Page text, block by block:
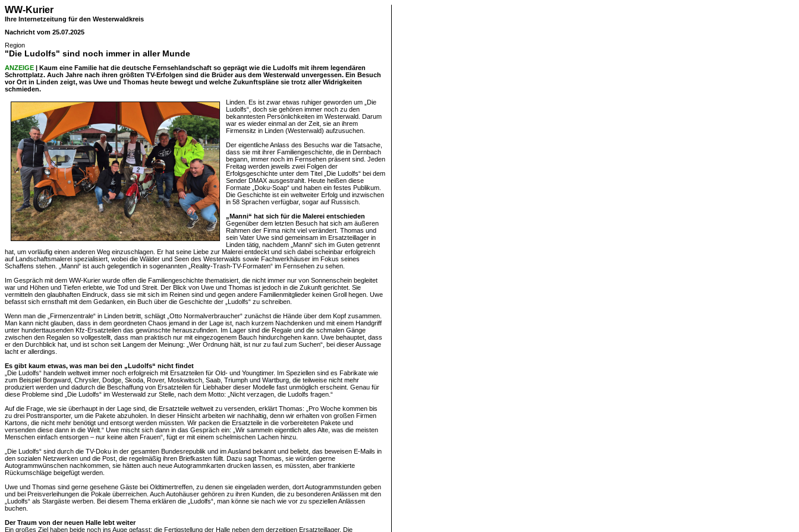
WW-Kurier
Ihre Internetzeitung für den Westerwaldkreis
Nachricht vom 25.07.2025
Region
"Die Ludolfs" sind noch immer in aller Munde
ANZEIGE | Kaum eine Familie hat die deutsche Fernsehlandschaft so geprägt wie die Ludolfs mit ihrem legendären
Schrottplatz. Auch Jahre nach ihren größten TV-Erfolgen sind die Brüder aus dem Westerwald unvergessen. Ein Besuch
vor Ort in Linden zeigt, was Uwe und Thomas heute bewegt und welche Zukunftspläne sie trotz aller Widrigkeiten
schmieden.
Linden. Es ist zwar etwas ruhiger geworden um „Die
Ludolfs“, doch sie gehören immer noch zu den
bekanntesten Persönlichkeiten im Westerwald. Darum
war es wieder einmal an der Zeit, sie an ihrem
Firmensitz in Linden (Westerwald) aufzusuchen.
Der eigentliche Anlass des Besuchs war die Tatsache,
dass sie mit ihrer Familiengeschichte, die in Dernbach
begann, immer noch im Fernsehen präsent sind. Jeden
Freitag werden jeweils zwei Folgen der
Erfolgsgeschichte unter dem Titel „Die Ludolfs“ bei dem
Sender DMAX ausgestrahlt. Heute heißen diese
Formate „Doku-Soap“ und haben ein festes Publikum.
Die Geschichte ist ein weltweiter Erfolg und inzwischen
in 58 Sprachen verfügbar, sogar auf Russisch.
„Manni“ hat sich für die Malerei entschieden
Gegenüber dem letzten Besuch hat sich am äußeren
Rahmen der Firma nicht viel verändert. Thomas und
sein Vater Uwe sind gemeinsam im Ersatzteillager in
Linden tätig, nachdem „Manni“ sich im Guten getrennt
hat, um vorläufig einen anderen Weg einzuschlagen. Er hat seine Liebe zur Malerei entdeckt und sich dabei scheinbar erfolgreich
auf Landschaftsmalerei spezialisiert, wobei die Wälder und Seen des Westerwalds sowie Fachwerkhäuser im Fokus seines
Schaffens stehen. „Manni“ ist auch gelegentlich in sogenannten „Reality-Trash-TV-Formaten“ im Fernsehen zu sehen.
Im Gespräch mit dem WW-Kurier wurde offen die Familiengeschichte thematisiert, die nicht immer nur von Sonnenschein begleitet
war und Höhen und Tiefen erlebte, wie Tod und Streit. Der Blick von Uwe und Thomas ist jedoch in die Zukunft gerichtet. Sie
vermitteln den glaubhaften Eindruck, dass sie mit sich im Reinen sind und gegen andere Familienmitglieder keinen Groll hegen. Uwe
befasst sich ernsthaft mit dem Gedanken, ein Buch über die Geschichte der „Ludolfs“ zu schreiben.
Wenn man die „Firmenzentrale“ in Linden betritt, schlägt „Otto Normalverbraucher“ zunächst die Hände über dem Kopf zusammen.
Man kann nicht glauben, dass in dem geordneten Chaos jemand in der Lage ist, nach kurzem Nachdenken und mit einem Handgriff
unter hunderttausenden Kfz-Ersatzteilen das gewünschte herauszufinden. Im Lager sind die Regale und die schmalen Gänge
zwischen den Regalen so vollgestellt, dass man praktisch nur mit eingezogenem Bauch hindurchgehen kann. Uwe behauptet, dass
er den Durchblick hat, und ist schon seit Langem der Meinung: „Wer Ordnung hält, ist nur zu faul zum Suchen“, bei dieser Aussage
lacht er allerdings.
Es gibt kaum etwas, was man bei den „Ludolfs“ nicht findet
„Die Ludolfs“ handeln weltweit immer noch erfolgreich mit Ersatzteilen für Old- und Youngtimer. Im Speziellen sind es Fabrikate wie
zum Beispiel Borgward, Chrysler, Dodge, Skoda, Rover, Moskwitsch, Saab, Triumph und Wartburg, die teilweise nicht mehr
produziert werden und dadurch die Beschaffung von Ersatzteilen für Liebhaber dieser Modelle fast unmöglich erscheint. Genau für
diese Probleme sind „Die Ludolfs“ im Westerwald zur Stelle, nach dem Motto: „Nicht verzagen, die Ludolfs fragen.“
Auf die Frage, wie sie überhaupt in der Lage sind, die Ersatzteile weltweit zu versenden, erklärt Thomas: „Pro Woche kommen bis
zu drei Posttransporter, um die Pakete abzuholen. In dieser Hinsicht arbeiten wir nachhaltig, denn wir erhalten von großen Firmen
Kartons, die nicht mehr benötigt und entsorgt werden müssten. Wir packen die Ersatzteile in die vorbereiteten Pakete und
versenden diese dann in die Welt.“ Uwe mischt sich dann in das Gespräch ein: „Wir sammeln eigentlich alles Alte, was die meisten
Menschen einfach entsorgen – nur keine alten Frauen“, fügt er mit einem schelmischen Lachen hinzu.
„Die Ludolfs“ sind durch die TV-Doku in der gesamten Bundesrepublik und im Ausland bekannt und beliebt, das beweisen E-Mails in
den sozialen Netzwerken und die Post, die regelmäßig ihren Briefkasten füllt. Dazu sagt Thomas, sie würden gerne
Autogrammwünschen nachkommen, sie hätten auch neue Autogrammkarten drucken lassen, es müssten, aber frankierte
Rückumschläge beigefügt werden.
Uwe und Thomas sind gerne gesehene Gäste bei Oldtimertreffen, zu denen sie eingeladen werden, dort Autogrammstunden geben
und bei Preisverleihungen die Pokale überreichen. Auch Autohäuser gehören zu ihren Kunden, die zu besonderen Anlässen mit den
„Ludolfs“ als Stargäste werben. Bei diesem Thema erklären die „Ludolfs“, man könne sie nach wie vor zu speziellen Anlässen
buchen.
Der Traum von der neuen Halle lebt weiter
Ein großes Ziel haben beide noch ins Auge gefasst: die Fertigstellung der Halle neben dem derzeitigen Ersatzteillager. Die